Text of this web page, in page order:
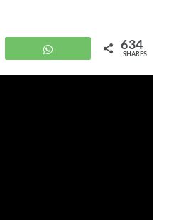
WhatsApp 634
SHARES